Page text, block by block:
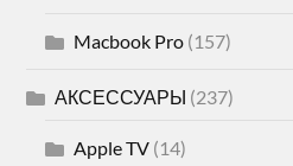
Macbook Pro (157)
АКСЕССУАРЫ (237)
Apple TV (14)